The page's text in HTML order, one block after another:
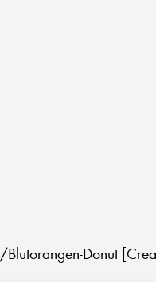
/Blutorangen-Donut